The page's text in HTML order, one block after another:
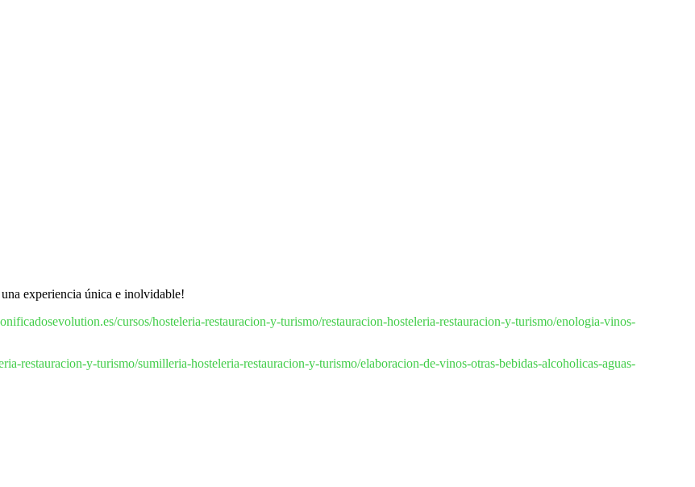
experiencia única e inolvidable!
cursos/hosteleria-restauracion-y-turismo/restauracion-hosteleria-restauracion-y-turismo/enologia-vinos-
restauracion-y-turismo/sumilleria-hosteleria-restauracion-y-turismo/elaboracion-de-vinos-otras-bebidas-alcoholicas-aguas-